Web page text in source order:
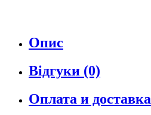
Опис
Відгуки (0)
Оплата и доставка